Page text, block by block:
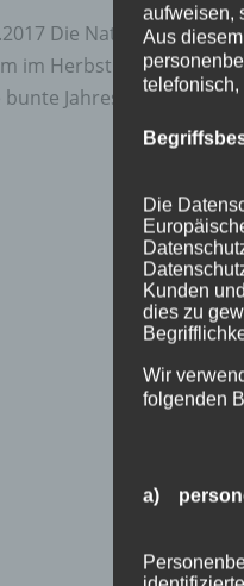
Die Natur in
im Herbst ist nicht nur
Jahreszeit
aufweisen,
Aus
telefonisch,
Die
Kunden
dies zu
Wir
folgenden
a)